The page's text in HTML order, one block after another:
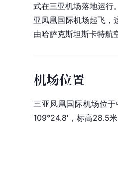
式在三亚机场落地运行
亚凤凰国际机场起飞，
由哈萨克斯坦斯卡特航
机场位置
三亚凤凰国际机场位
109°24.8′，标高28.5米